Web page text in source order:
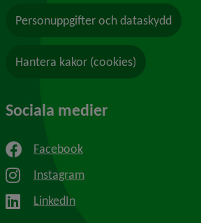
Personuppgifter och dataskydd
Hantera kakor (cookies)
Sociala medier
Facebook
Instagram
LinkedIn